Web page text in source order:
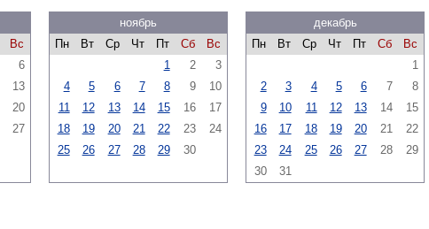
Вс
6
13
20
27
ноябрь
Пн
Вт Ср Чт Пт Сб
Вс
1
2
3
4
5 6 7 8 9
10
11
12 13 14 15 16
17
18
19 20 21 22 23
24
25
26 27 28 29 30
декабрь
Пн
Вт Ср Чт Пт Сб
Вс
1
2
3 4 5 6 7
8
9
10 11 12 13 14
15
16
17 18 19 20 21
22
23
24 25 26 27 28
29
30
31